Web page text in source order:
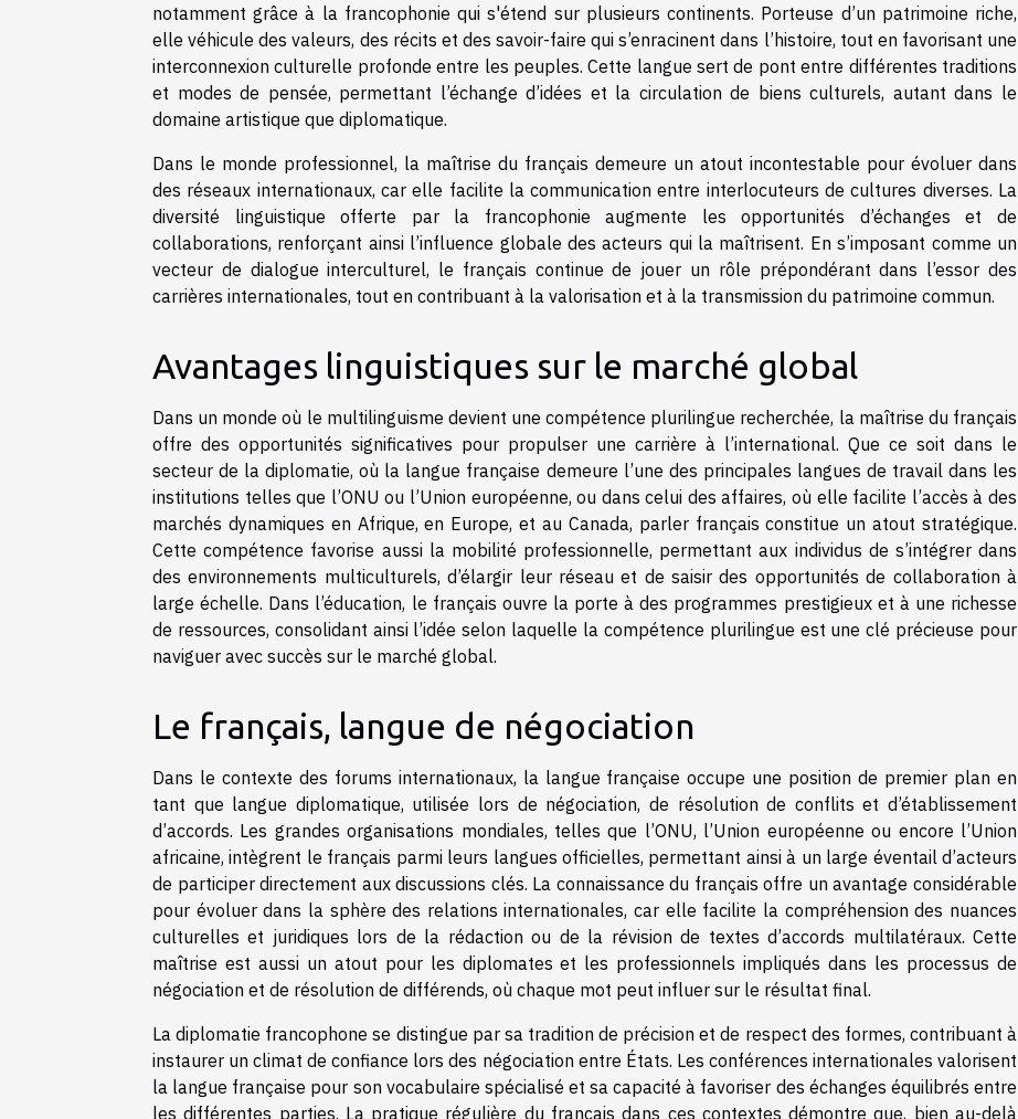
notamment grâce à la francophonie qui s'étend sur plusieurs continents. Porteuse d’un patrimoine riche,
elle véhicule des valeurs, des récits et des savoir-faire qui s’enracinent dans l’histoire, tout en favorisant une
interconnexion culturelle profonde entre les peuples. Cette langue sert de pont entre différentes traditions
et modes de pensée, permettant l’échange d’idées et la circulation de biens culturels, autant dans le
domaine artistique que diplomatique.
Dans le monde professionnel, la maîtrise du français demeure un atout incontestable pour évoluer dans
des réseaux internationaux, car elle facilite la communication entre interlocuteurs de cultures diverses. La
diversité linguistique offerte par la francophonie augmente les opportunités d’échanges et de
collaborations, renforçant ainsi l’influence globale des acteurs qui la maîtrisent. En s’imposant comme un
vecteur de dialogue interculturel, le français continue de jouer un rôle prépondérant dans l’essor des
carrières internationales, tout en contribuant à la valorisation et à la transmission du patrimoine commun.
Avantages linguistiques sur le marché global
Dans un monde où le multilinguisme devient une compétence plurilingue recherchée, la maîtrise du français
offre des opportunités significatives pour propulser une carrière à l’international. Que ce soit dans le
secteur de la diplomatie, où la langue française demeure l’une des principales langues de travail dans les
institutions telles que l’ONU ou l’Union européenne, ou dans celui des affaires, où elle facilite l’accès à des
marchés dynamiques en Afrique, en Europe, et au Canada, parler français constitue un atout stratégique.
Cette compétence favorise aussi la mobilité professionnelle, permettant aux individus de s’intégrer dans
des environnements multiculturels, d’élargir leur réseau et de saisir des opportunités de collaboration à
large échelle. Dans l’éducation, le français ouvre la porte à des programmes prestigieux et à une richesse
de ressources, consolidant ainsi l’idée selon laquelle la compétence plurilingue est une clé précieuse pour
naviguer avec succès sur le marché global.
Le français, langue de négociation
Dans le contexte des forums internationaux, la langue française occupe une position de premier plan en
tant que langue diplomatique, utilisée lors de négociation, de résolution de conflits et d’établissement
d’accords. Les grandes organisations mondiales, telles que l’ONU, l’Union européenne ou encore l’Union
africaine, intègrent le français parmi leurs langues officielles, permettant ainsi à un large éventail d’acteurs
de participer directement aux discussions clés. La connaissance du français offre un avantage considérable
pour évoluer dans la sphère des relations internationales, car elle facilite la compréhension des nuances
culturelles et juridiques lors de la rédaction ou de la révision de textes d’accords multilatéraux. Cette
maîtrise est aussi un atout pour les diplomates et les professionnels impliqués dans les processus de
négociation et de résolution de différends, où chaque mot peut influer sur le résultat final.
La diplomatie francophone se distingue par sa tradition de précision et de respect des formes, contribuant à
instaurer un climat de confiance lors des négociation entre États. Les conférences internationales valorisent
la langue française pour son vocabulaire spécialisé et sa capacité à favoriser des échanges équilibrés entre
les différentes parties. La pratique régulière du français dans ces contextes démontre que, bien au-delà